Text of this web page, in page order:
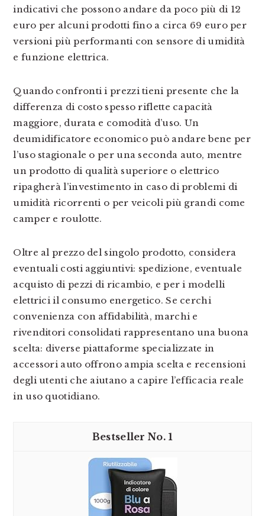
indicativi che possono andare da poco più di 12
euro per alcuni prodotti fino a circa 69 euro per
versioni più performanti con sensore di umidità
e funzione elettrica.
Quando confronti i prezzi tieni presente che la
differenza di costo spesso riflette capacità
maggiore, durata e comodità d’uso. Un
deumidificatore economico può andare bene per
l’uso stagionale o per una seconda auto, mentre
un prodotto di qualità superiore o elettrico
ripagherà l’investimento in caso di problemi di
umidità ricorrenti o per veicoli più grandi come
camper e roulotte.
Oltre al prezzo del singolo prodotto, considera
eventuali costi aggiuntivi: spedizione, eventuale
acquisto di pezzi di ricambio, e per i modelli
elettrici il consumo energetico. Se cerchi
convenienza con affidabilità, marchi e
rivenditori consolidati rappresentano una buona
scelta: diverse piattaforme specializzate in
accessori auto offrono ampia scelta e recensioni
degli utenti che aiutano a capire l’efficacia reale
in uso quotidiano.
1